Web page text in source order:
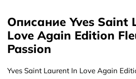
Описание Yves Saint
Love Again Edition
Passion
Yves Saint Laurent In Love Again